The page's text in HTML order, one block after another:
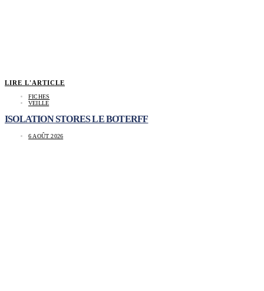
LIRE L'ARTICLE
FICHES
VEILLE
ISOLATION STORES LE BOTERFF
6 AOÛT 2026